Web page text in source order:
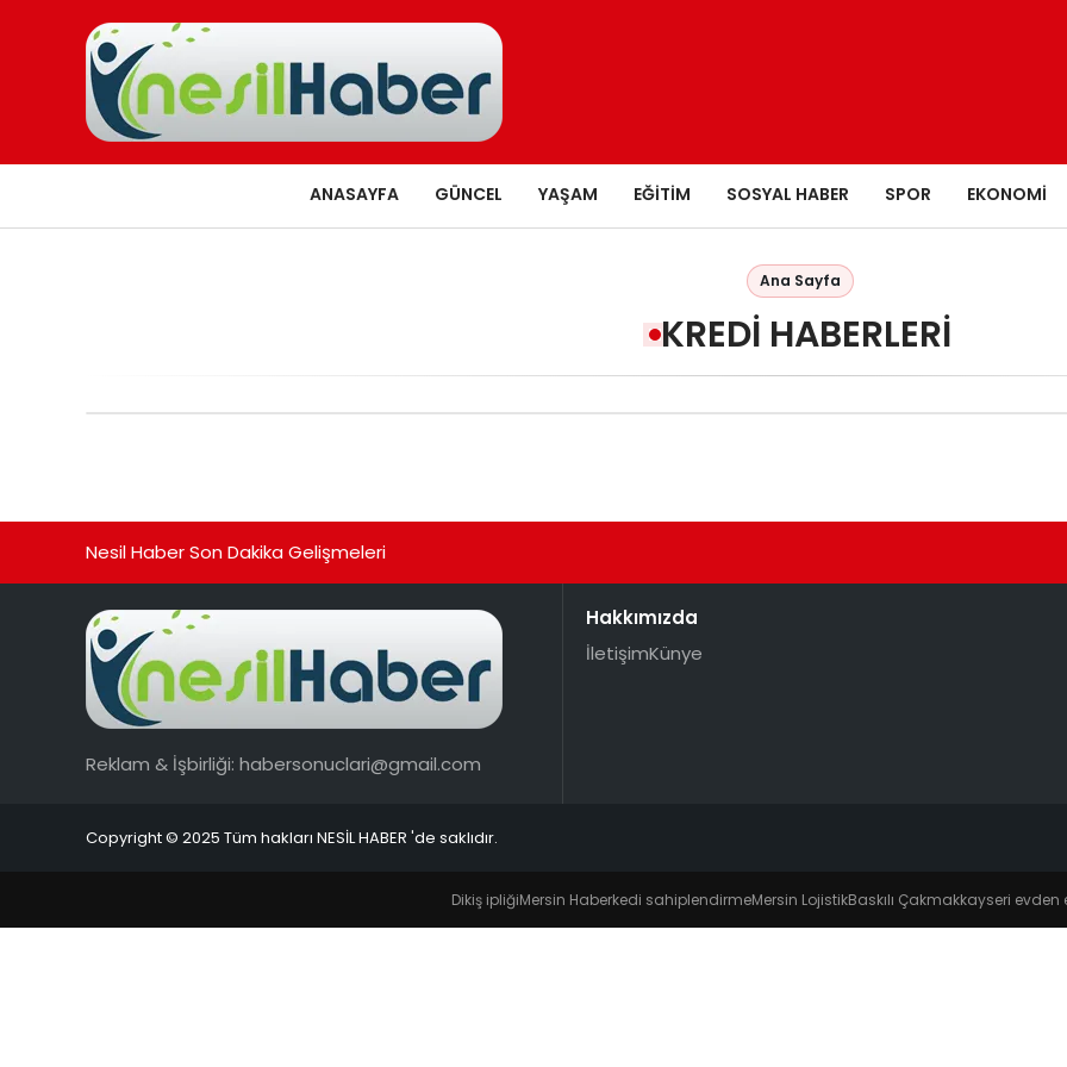
ANASAYFA GÜNCEL YAŞAM EĞITIM SOSYAL HABER SPOR EKONOMI
Ana Sayfa
KREDI HABERLERI
Nesil Haber Son Dakika Gelişmeleri
Reklam & İşbirliği: habersonuclari@gmail.com
Hakkımızda
İletişimKünye
Copyright © 2025 Tüm hakları NESİL HABER 'de saklıdır.
Dikiş ipliğiMersin Haberkedi sahiplendirmeMersin LojistikBaskılı Çakmakkayseri evden